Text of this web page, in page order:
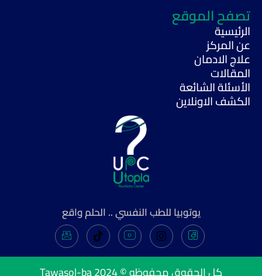
تصفح الموقع
الرئيسية
عن المركز
علاج الادمان
المقالات
الأسئلة الشائعة
الكشف الاونلاين
يوتوبيا للطب النفسي .. الحلم واقع
كل الحقوق محفوظه © 2024 Tawasol-ba